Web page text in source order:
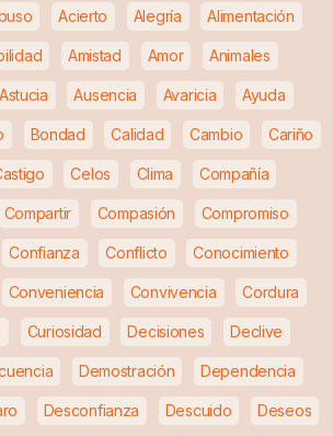
Acierto Alegría Alimentación
Amistad Amor Animales
Astucia Ausencia Avaricia Ayuda
Bondad Calidad Cambio Cariño
Celos Clima Compañía
Compartir Compasión Compromiso
Confianza Conflicto Conocimiento
Conveniencia Convivencia Cordura
Curiosidad Decisiones Declive
Demostración Dependencia
Desconfianza Descuido Deseos